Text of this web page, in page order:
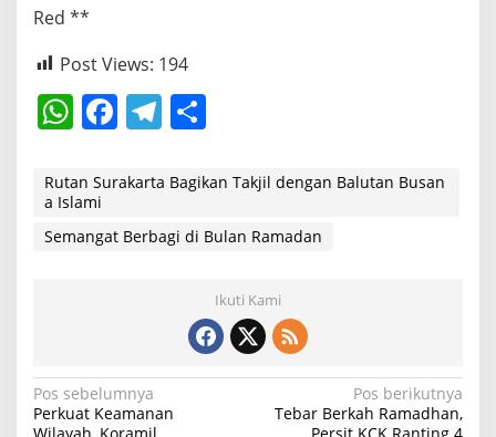
Red **
Post Views: 194
W
at
s
A
F
c
b
T
e
gr
a
ar
e
Rutan Surakarta Bagikan Takjil dengan Balutan Busan
a Islami
Semangat Berbagi di Bulan Ramadan
Ikuti Kami
N
Pos sebelumnya
Perkuat Keamanan
Pos berikutnya
Tebar Berkah Ramadhan,